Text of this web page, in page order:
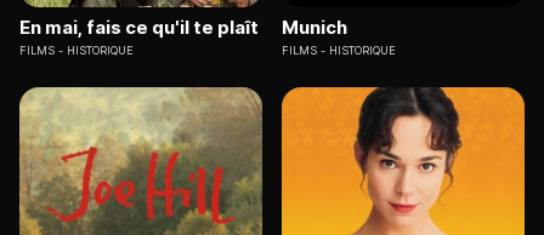
En mai, fais ce qu'il te plaît
FILMS HISTORIQUE
Munich
FILMS HISTORIQUE